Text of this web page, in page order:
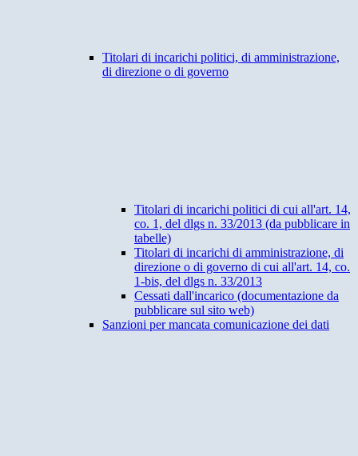
Titolari di incarichi politici, di amministrazione,
di direzione o di governo
Titolari di incarichi politici di cui all'art. 14,
co. 1, del dlgs n. 33/2013 (da pubblicare in
tabelle)
Titolari di incarichi di amministrazione, di
direzione o di governo di cui all'art. 14, co.
1-bis, del dlgs n. 33/2013
Cessati dall'incarico (documentazione da
pubblicare sul sito web)
Sanzioni per mancata comunicazione dei dati